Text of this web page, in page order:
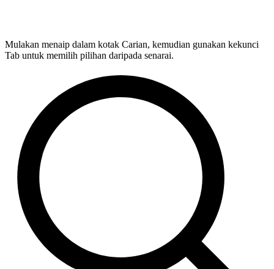
Mulakan menaip dalam kotak Carian, kemudian gunakan kekunci
Tab untuk memilih pilihan daripada senarai.